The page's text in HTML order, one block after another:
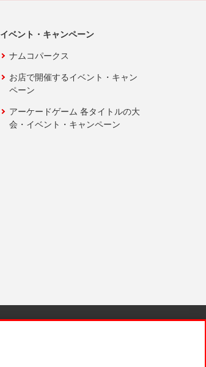
イベント・キャンペーン
ナムコパークス
お店で開催するイベント・キャン
ペーン
アーケードゲーム 各タイトルの大
会・イベント・キャンペーン